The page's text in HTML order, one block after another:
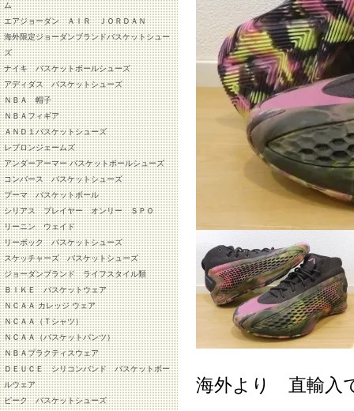
ム
エアジョーダン ＡＩＲ ＪＯＲＤＡＮ
海外限定ジョーダンブランドバスケットシュー
ズ
ナイキ バスケットボールシューズ
アディダス バスケットシューズ
ＮＢＡ 帽子
ＮＢＡフィギア
ＡＮＤ１バスケットシューズ
レブロンジェームズ
アンダーアーマー バスケットボールシューズ
コンバース バスケットシューズ
プーマ バスケットボール
シリアス プレイヤー オンリー ＳＰＯ
リーニン ウェイド
リーボック バスケットシューズ
スケッチャーズ バスケットシューズ
ジョーダンブランド ライフスタイル類
ＢＩＫＥ バスケットウェア
ＮＣＡＡ カレッジ ウェア
ＮＣＡＡ（Ｔシャツ）
ＮＣＡＡ（バスケットパンツ）
ＮＢＡプラクティスウェア
ＤＥＵＣＥ シリコンバンド バスケットボー
ルウェア
ピーク バスケットシューズ
海外より 直輸入